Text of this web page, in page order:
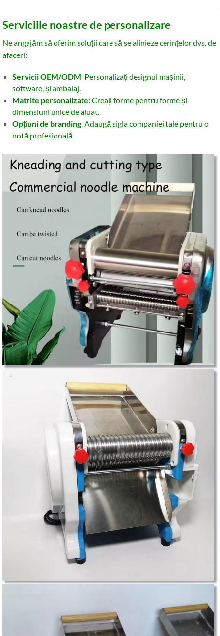
Serviciile noastre de personalizare
Ne angajăm să oferim soluții care să se alinieze cerințelor dvs. de
afaceri:
Servicii OEM/ODM: Personalizați designul mașinii,
software, și ambalaj.
Matrite personalizate: Creați forme pentru forme și
dimensiuni unice de aluat.
Opțiuni de branding: Adaugă sigla companiei tale pentru o
notă profesională.